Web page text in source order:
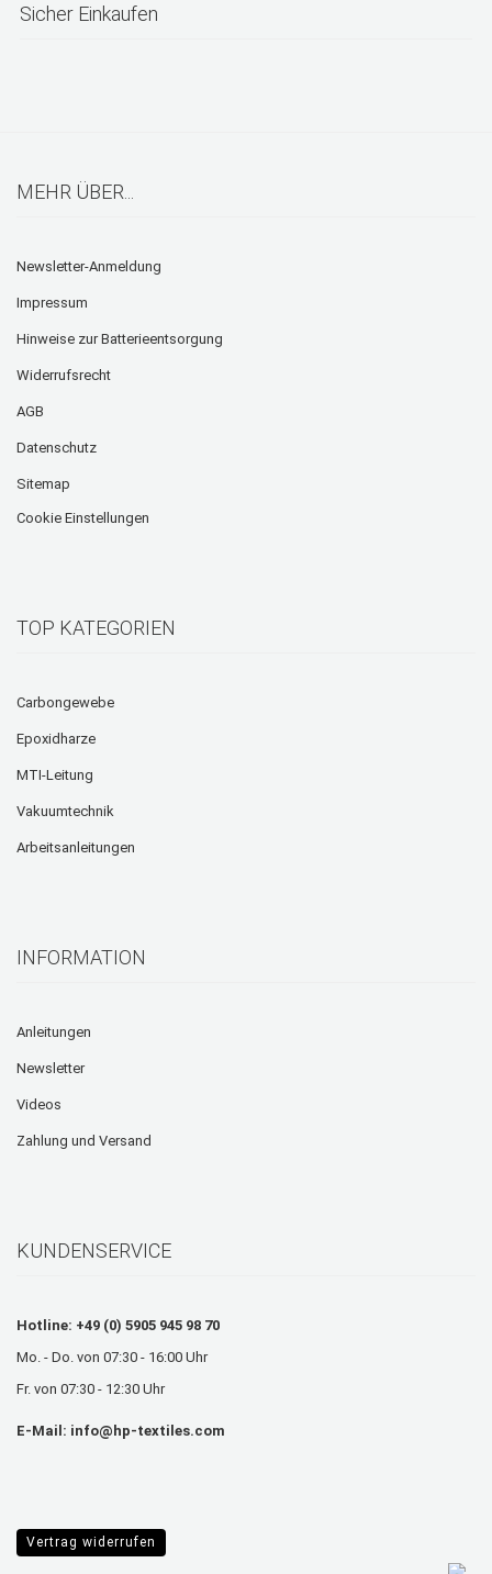
Sicher Einkaufen
MEHR ÜBER...
Newsletter-Anmeldung
Impressum
Hinweise zur Batterieentsorgung
Widerrufsrecht
AGB
Datenschutz
Sitemap
Cookie Einstellungen
TOP KATEGORIEN
Carbongewebe
Epoxidharze
MTI-Leitung
Vakuumtechnik
Arbeitsanleitungen
INFORMATION
Anleitungen
Newsletter
Videos
Zahlung und Versand
KUNDENSERVICE
Hotline: +49 (0) 5905 945 98 70
Mo. - Do. von 07:30 - 16:00 Uhr
Fr. von 07:30 - 12:30 Uhr
E-Mail: info@hp-textiles.com
Vertrag widerrufen